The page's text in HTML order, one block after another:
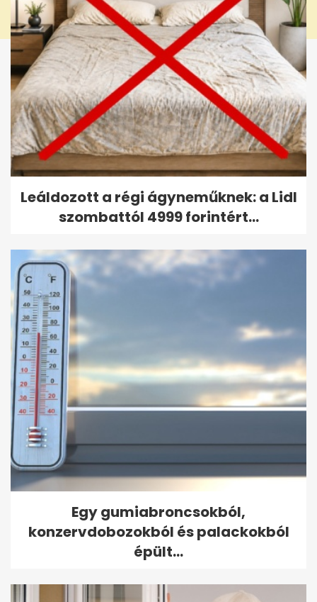
Leáldozott a régi ágyneműknek: a Lidl
szombattól 4999 forintért...
Egy gumiabroncsokból,
konzervdobozokból és palackokból
épült...